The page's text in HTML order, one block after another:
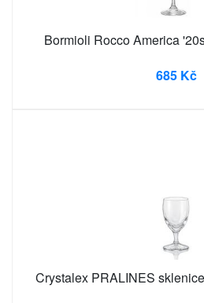
Bormioli Rocco America
685 Kč
Crystalex PRALINES